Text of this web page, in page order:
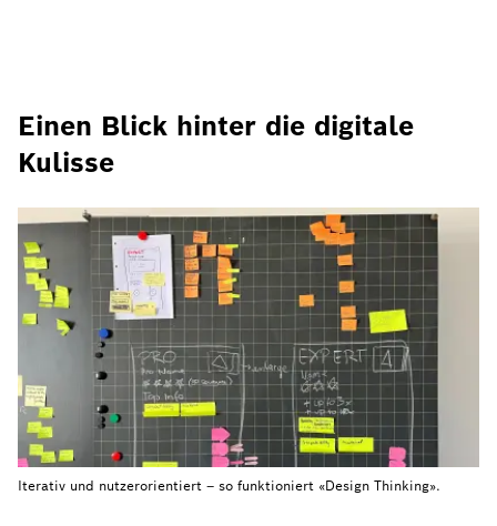
Einen Blick hinter die digitale
Kulisse
Iterativ und nutzerorientiert – so funktioniert «Design Thinking».